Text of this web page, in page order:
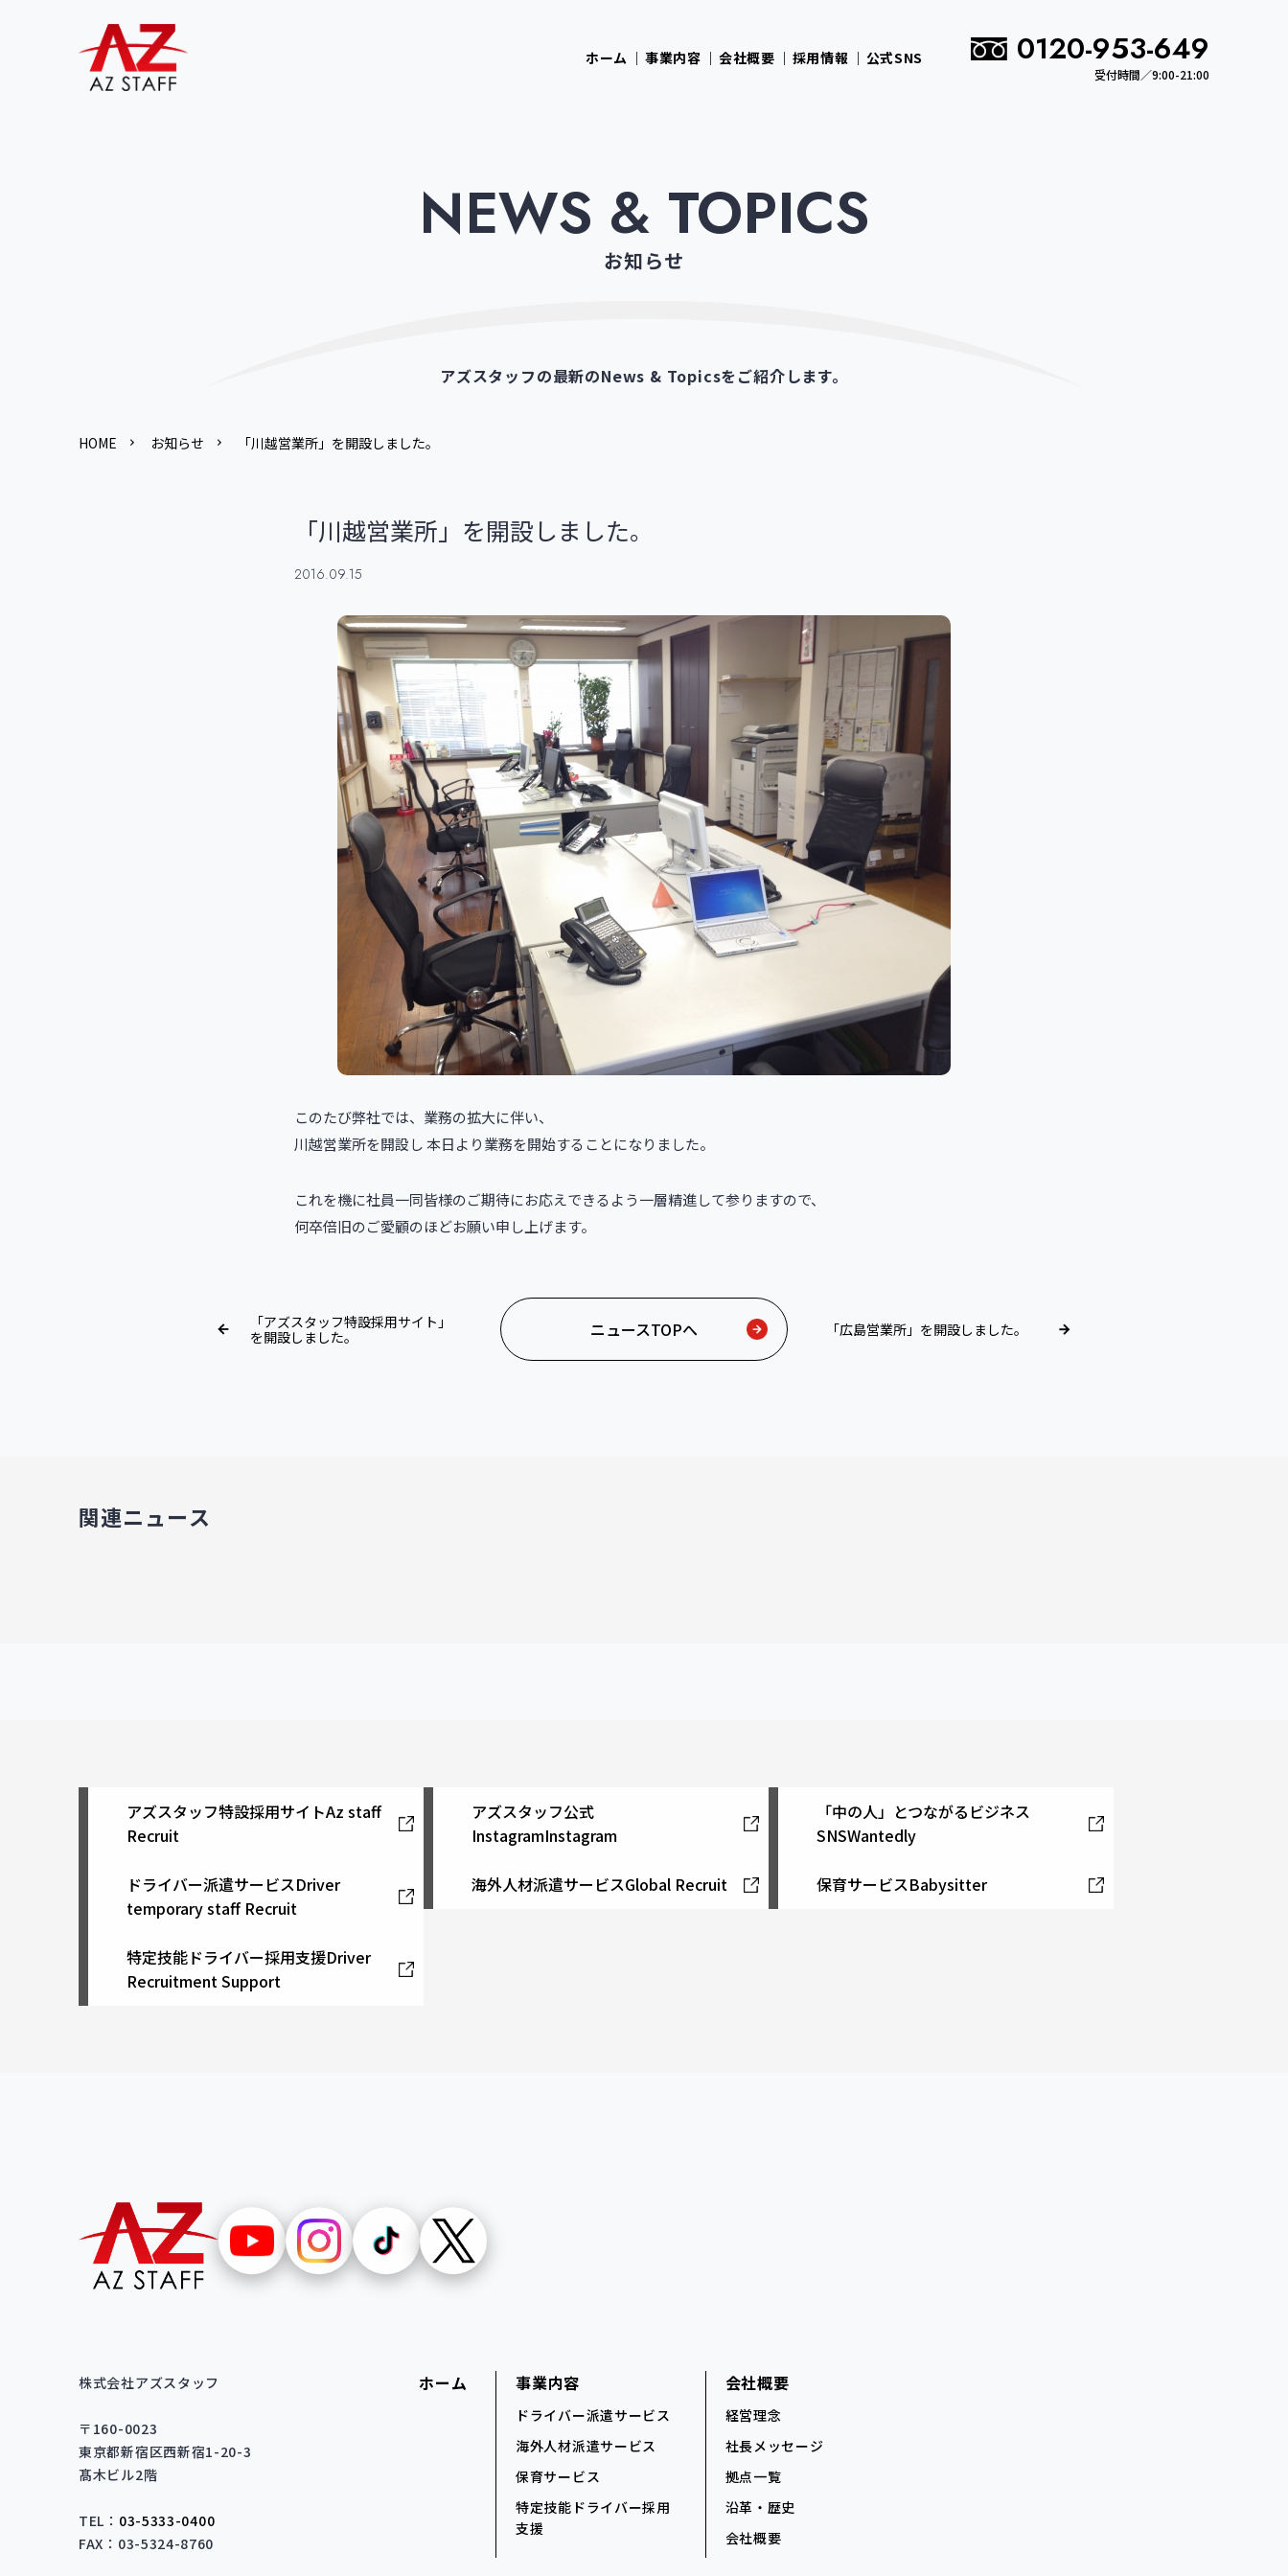
ホーム 事業内容 会社概要 採用情報 公式SNS 0120-953-649
受付時間／9:00-21:00
NEWS & TOPICS
お知らせ
アズスタッフの最新のNews & Topicsをご紹介します。
HOME お知らせ 「川越営業所」を開設しました。
「川越営業所」を開設しました。
2016.09.15
このたび弊社では、業務の拡大に伴い、
川越営業所を開設し 本日より業務を開始することになりました。
これを機に社員一同皆様のご期待にお応えできるよう一層精進して参りますので、
何卒倍旧のご愛顧のほどお願い申し上げます。
「アズスタッフ特設採用サイト」
を開設しました。
ニュースTOPへ 「広島営業所」を開設しました。
関連ニュース
アズスタッフ特設採用サイトAz staff
Recruit
アズスタッフ公式
InstagramInstagram
「中の人」とつながるビジネス
SNSWantedly
ドライバー派遣サービスDriver
temporary staff Recruit
海外人材派遣サービスGlobal Recruit 保育サービスBabysitter
特定技能ドライバー採用支援Driver
Recruitment Support
株式会社アズスタッフ
〒160-0023
東京都新宿区西新宿1-20-3
髙木ビル2階
TEL： 03-5333-0400
FAX：03-5324-8760
ホーム 事業内容
ドライバー派遣サービス
海外人材派遣サービス
保育サービス
特定技能ドライバー採用
支援
会社概要
経営理念
社長メッセージ
拠点一覧
沿革・歴史
会社概要